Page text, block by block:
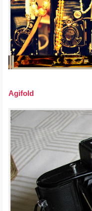
Agifold